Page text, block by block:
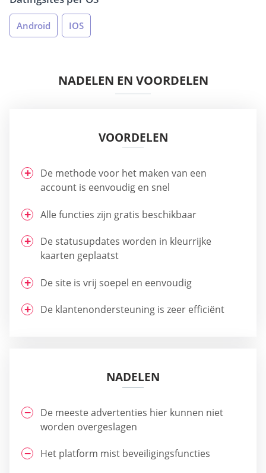
Android IOS
NADELEN EN VOORDELEN
VOORDELEN
De methode voor het maken van een
account is eenvoudig en snel
Alle functies zijn gratis beschikbaar
De statusupdates worden in kleurrijke
kaarten geplaatst
De site is vrij soepel en eenvoudig
De klantenondersteuning is zeer efficiënt
NADELEN
De meeste advertenties hier kunnen niet
worden overgeslagen
Het platform mist beveiligingsfuncties